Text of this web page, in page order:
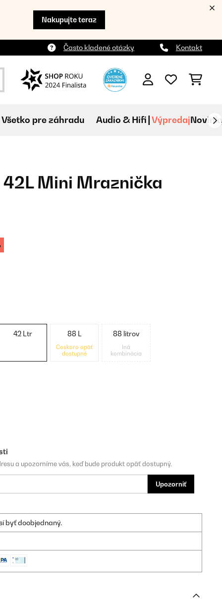
Nakupujte teraz
Často kladené otázky Kontakt
Všetko pre záhradu Audio & Hifi Výpredaj
Mini Mraznička
42 Ltr 88 L
Čoskoro opäť
dostupné
88 litrov
Iná
kombinácia
a upozorníme vás, keď bude produkt opäť dostupný.
Upozorniť
byť doobjednaný.